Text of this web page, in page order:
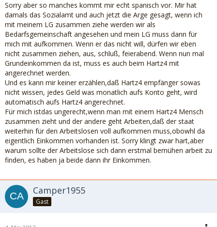
Sorry aber so manches kommt mir echt spanisch vor. Mir hat
damals das Sozialamt und auch jetzt die Arge gesagt, wenn ich
mit meinem LG zusammen ziehe werden wir als
Bedarfsgemeinschaft angesehen und mein LG muss dann für
mich mit aufkommen. Wenn er das nicht will, dürfen wir eben
nicht zusammen ziehen, aus, schluß, feierabend. Wenn nun mal
Grundeinkommen da ist, muss es auch beim Hartz4 mit
angerechnet werden.
Und es kann mir keiner erzählen,daß Hartz4 empfänger sowas
nicht wissen, jedes Geld was monatlich aufs Konto geht, wird
automatisch aufs Hartz4 angerechnet.
Für mich istdas ungerecht,wenn man mit einem Hartz4 Mensch
zusammen zieht und der andere geht Arbeiten,daß der staat
weiterhin für den Arbeitslosen voll aufkommen muss,obowhl da
eigentlich Einkommen vorhanden ist. Sorry klingt zwar hart,aber
warum sollte der Arbeitslose sich dann erstmal bemühen arbeit zu
finden, es haben ja beide dann ihr Einkommen.
Camper1955
Gast